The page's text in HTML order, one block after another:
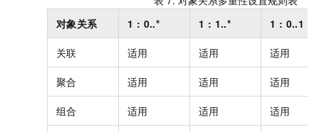
对象关系
1 : 0..* 1 : 1..* 1 : 0..1
关联 适用 适用 适用
聚合 适用 适用 适用
组合 适用 适用 适用